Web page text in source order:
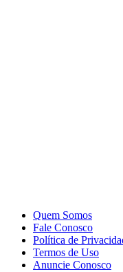
Quem Somos
Fale Conosco
Política de
Termos de Uso
Anuncie Conosco